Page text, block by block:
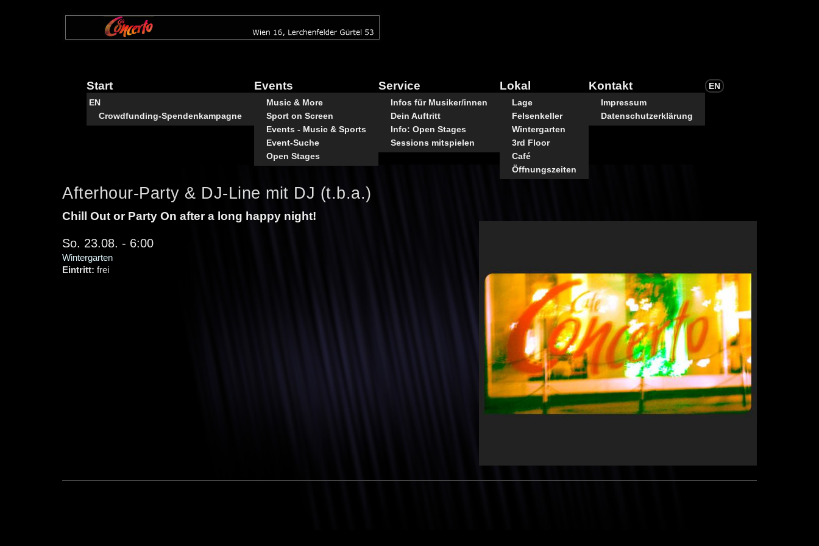
Start
EN
Crowdfunding-Spendenkampagne
Events
Music & More
Sport on Screen
Events - Music & Sports
Event-Suche
Open Stages
Service
Infos für Musiker/innen
Dein Auftritt
Info: Open Stages
Sessions mitspielen
Lokal
Lage
Felsenkeller
Wintergarten
3rd Floor
Café
Öffnungszeiten
Kontakt
Impressum
Datenschutzerklärung
EN
Afterhour-Party & DJ-Line mit DJ (t.b.a.)
Chill Out or Party On after a long happy night!
So. 23.08. - 6:00
Wintergarten
Eintritt: frei